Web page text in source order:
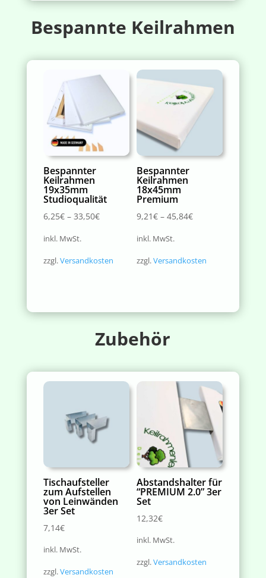
Bespannte Keilrahmen
Bespannter
Keilrahmen
19x35mm
Studioqualität
6,25€– 33,50€
inkl. MwSt.
zzgl.Versandkosten
Bespannter
Keilrahmen
18x45mm
Premium
9,21€ –45,84€
inkl. MwSt.
zzgl.Versandkosten
Zubehör
Tischaufsteller
zum Aufstellen
von Leinwänden
3er Set
7,14€
inkl. MwSt.
zzgl.Versandkosten
Abstandshalter für
“PREMIUM 2.0” 3er
Set
12,32€
inkl. MwSt.
zzgl.Versandkosten